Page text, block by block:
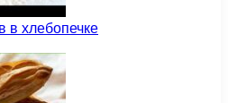
в хлебопечке